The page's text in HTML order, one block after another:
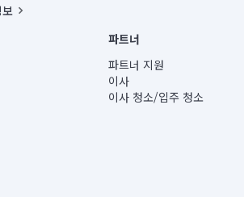
| 인허가번호 : 2016-3220163-14-5-00019 |
울종로-1400(공정거래위원회 정보) |
COLUMBIA RHEE
구 율곡로 6(중학동, 트윈트리빌딩) B동 5층
구 수송동 율곡로 24, 7층, 8층 미소
파트너
파트너 지원
이사
이사 청소/입주 청소